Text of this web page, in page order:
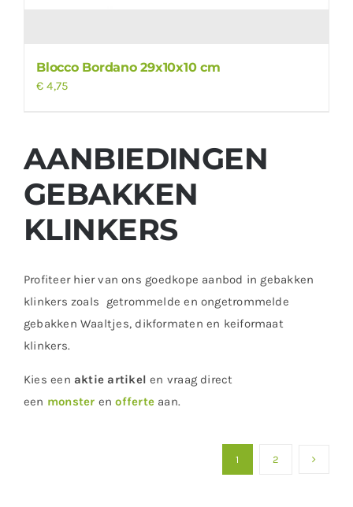
Blocco Bordano 29x10x10 cm
€ 4,75
AANBIEDINGEN
GEBAKKEN
KLINKERS
Profiteer hier van ons goedkope aanbod in gebakken
klinkers zoals getrommelde en ongetrommelde
gebakken Waaltjes, dikformaten en keiformaat
klinkers.
Kies een aktie artikel en vraag direct
een monster enofferteaan.
1 2